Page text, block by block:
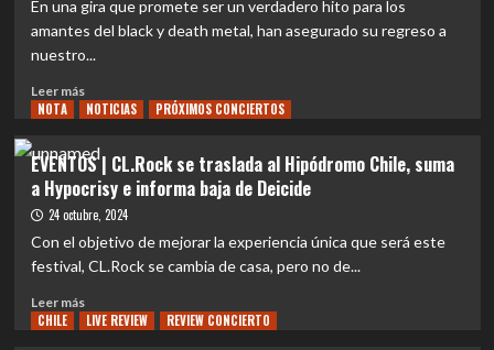
como
banda
nacional
al
concierto
de
Behemoth,
Deicide
y
en
Chile
🤘
En una gira que promete ser un verdadero hito para los
amantes del black y death metal, han asegurado su regreso a
nuestro...
Leer másLeer
más
EVENTOS
|
The
Unholy
Trinity:
La
brutal
jornada
que
NOTA NOTICIAS PRÓXIMOS CONCIERTOS
EVENTOS | CL.Rock se traslada al Hipódromo Chile, suma
a Hypocrisy e informa baja de Deicide
24 octubre, 2024
Con el objetivo de mejorar la experiencia única que será este
festival, CL.Rock se cambia de casa, pero no de...
Leer másLeer
más
CHILE LIVE REVIEW REVIEW CONCIERTO